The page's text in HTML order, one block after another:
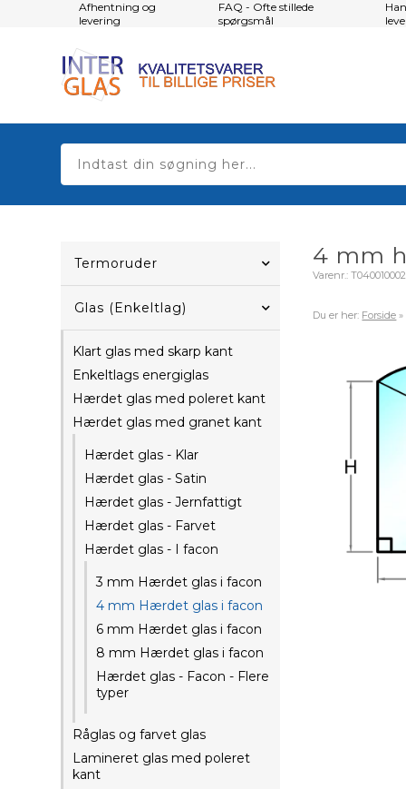
Afhentning og
levering
FAQ - Ofte stillede
spørgsmål
Termoruder
Glas (Enkeltlag)
Klart glas med skarp kant
Enkeltlags energiglas
Hærdet glas med poleret kant
Hærdet glas med granet kant
Hærdet glas - Klar
Hærdet glas - Satin
Hærdet glas - Jernfattigt
Hærdet glas - Farvet
Hærdet glas - I facon
3 mm Hærdet glas i facon
4 mm Hærdet glas i facon
6 mm Hærdet glas i facon
8 mm Hærdet glas i facon
Hærdet glas - Facon - Flere
typer
Råglas og farvet glas
Lamineret glas med poleret
kant
4 mm
Varenr.:
Du er her: Forside »